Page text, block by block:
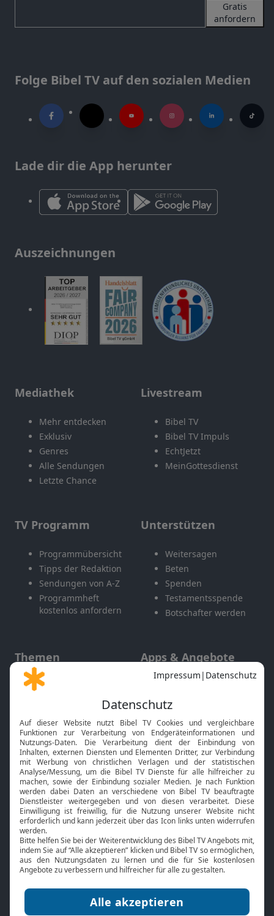
Gratis
anfordern
Folge Bibel TV auf den sozialen Medien
Lade dir die App herunter
Auszeichnungen
Mediathek
Mehr entdecken
Exklusiv
Genres
Alle Sendungen
Letzte Chance
Livestream
Bibel TV
Bibel TV Impuls
EchtJetzt
MeinGottesdienst
TV Programm
Programmübersicht
Tipps der Redaktion
Sendungen von A-Z
Programmheft
kostenlos anfordern
Unterstützen
Weitersagen
Beten
Spenden
Testamentsspende
Botschafter werden
Themen
Gott und Bibel erklärt
Neuigkeiten
Apps & Angebote
Mobile App
Smart TV
HbbTV
Bibelthek Online-Bibel
Nächster Gottesdienst
Bibel TV
Über uns
Jobs
Mediadaten
Service
Kontakt
TV-Empfang